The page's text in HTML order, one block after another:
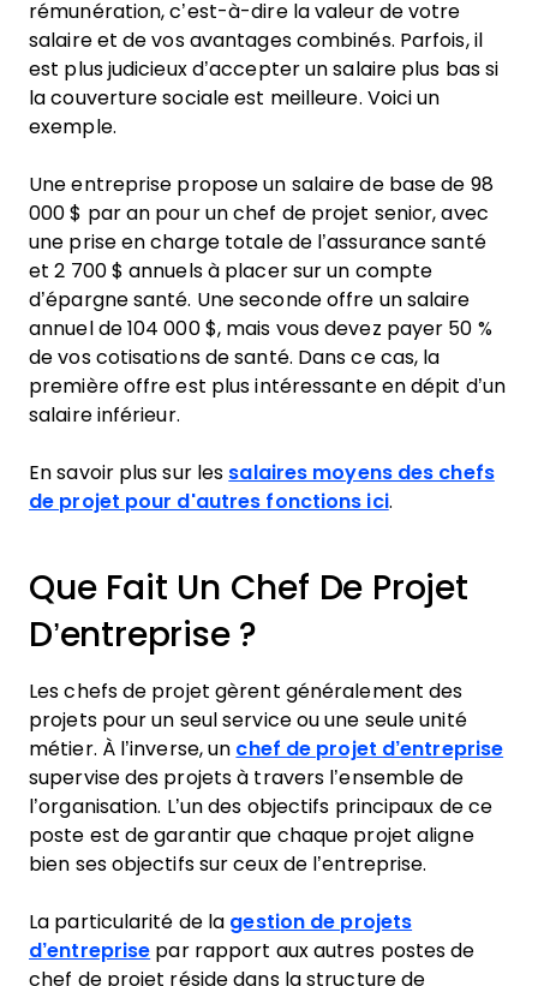
rémunération, c’est-à-dire la valeur de votre
salaire et de vos avantages combinés. Parfois, il
est plus judicieux d’accepter un salaire plus bas si
la couverture sociale est meilleure. Voici un
exemple.
Une entreprise propose un salaire de base de 98
000 $ par an pour un chef de projet senior, avec
une prise en charge totale de l’assurance santé
et 2 700 $ annuels à placer sur un compte
d’épargne santé. Une seconde offre un salaire
annuel de 104 000 $, mais vous devez payer 50 %
de vos cotisations de santé. Dans ce cas, la
première offre est plus intéressante en dépit d’un
salaire inférieur.
En savoir plus sur les salaires moyens des chefs
de projet pour d'autres fonctions ici.
Que Fait Un Chef De Projet
D’entreprise ?
Les chefs de projet gèrent généralement des
projets pour un seul service ou une seule unité
métier. À l’inverse, un chef de projet d’entreprise
supervise des projets à travers l’ensemble de
l’organisation. L’un des objectifs principaux de ce
poste est de garantir que chaque projet aligne
bien ses objectifs sur ceux de l’entreprise.
La particularité de la gestion de projets
d’entreprise par rapport aux autres postes de
chef de projet réside dans la structure de